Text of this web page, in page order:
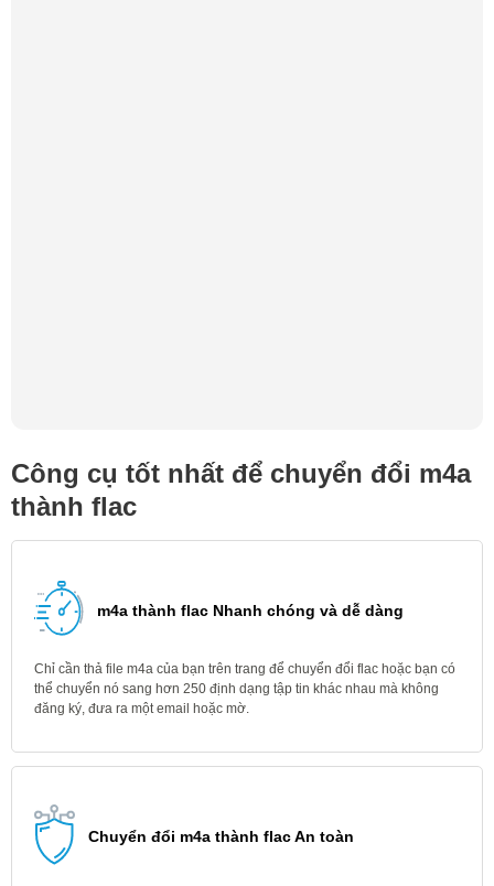
Công cụ tốt nhất để chuyển đổi m4a
thành flac
m4a thành flac Nhanh chóng và dễ dàng
Chỉ cần thả file m4a của bạn trên trang để chuyển đổi flac hoặc bạn có
thể chuyển nó sang hơn 250 định dạng tập tin khác nhau mà không
đăng ký, đưa ra một email hoặc mờ.
Chuyển đổi m4a thành flac An toàn